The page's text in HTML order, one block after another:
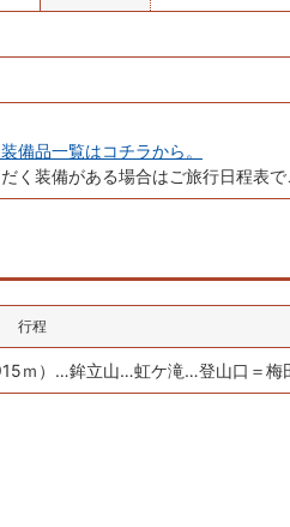
備品一覧はコチラから。
く装備がある場合はご旅行日程表で
行程
ｍ）…鉾立山…虹ケ滝…登山口＝梅